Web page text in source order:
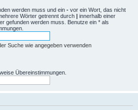
werden muss und ein - vor ein Wort, das nicht
Wörter getrennt durch | innerhalb einer
gefunden werden muss. Benutze ein * als
Suche wie angegeben verwenden
Übereinstimmungen.